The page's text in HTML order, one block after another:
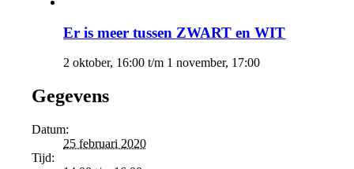
Er is meer tussen ZWART en WIT
2 oktober, 16:00 t/m 1 november, 17:00
Gegevens
Datum:
25 februari 2020
Tijd: